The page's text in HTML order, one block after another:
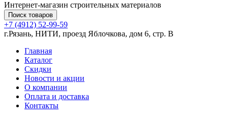
Интернет-магазин строительных материалов
Поиск товаров
+7 (4912) 52-99-59
г.Рязань, НИТИ, проезд Яблочкова, дом 6, стр. В
Главная
Каталог
Скидки
Новости и акции
О компании
Оплата и доставка
Контакты